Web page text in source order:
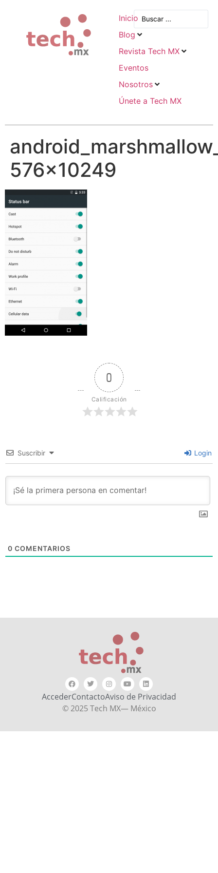
Inicio
Blog
Revista Tech MX
Eventos
Nosotros
Únete a Tech MX
576×10249
0
Calificación
Suscribir Login
0 COMENTARIOS
AccederContactoAviso de Privacidad
© 2025 Tech MX— México